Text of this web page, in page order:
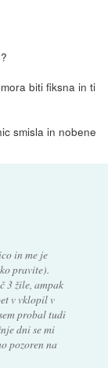
biti fiksna in ti
smisla in nobene
in me je
pravite).
3 žile, ampak
v vklopil v
probal tudi
dni se mi
pozoren na